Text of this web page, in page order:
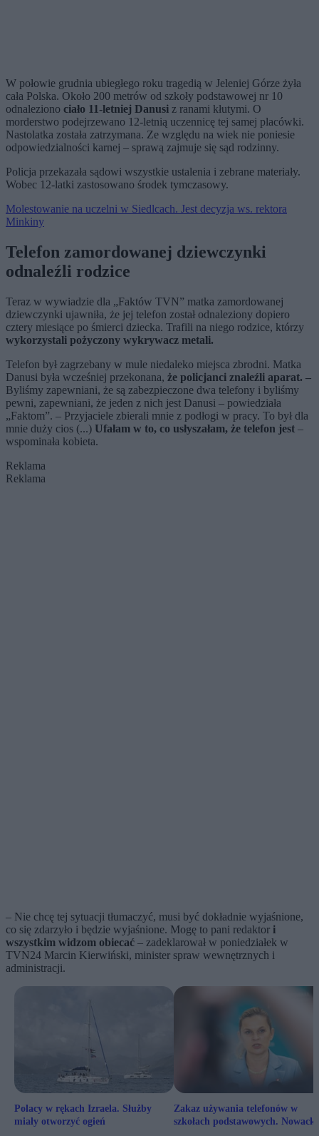
W połowie grudnia ubiegłego roku tragedią w Jeleniej Górze żyła
cała Polska. Około 200 metrów od szkoły podstawowej nr 10
odnaleziono ciało 11-letniej Danusi z ranami kłutymi. O
morderstwo podejrzewano 12-letnią uczennicę tej samej placówki.
Nastolatka została zatrzymana. Ze względu na wiek nie poniesie
odpowiedzialności karnej – sprawą zajmuje się sąd rodzinny.
Policja przekazała sądowi wszystkie ustalenia i zebrane materiały.
Wobec 12-latki zastosowano środek tymczasowy.
Molestowanie na uczelni w Siedlcach. Jest decyzja ws. rektora
Minkiny
Telefon zamordowanej dziewczynki
odnaleźli rodzice
Teraz w wywiadzie dla „Faktów TVN” matka zamordowanej
dziewczynki ujawniła, że jej telefon został odnaleziony dopiero
cztery miesiące po śmierci dziecka. Trafili na niego rodzice, którzy
wykorzystali pożyczony wykrywacz metali.
Telefon był zagrzebany w mule niedaleko miejsca zbrodni. Matka
Danusi była wcześniej przekonana, że policjanci znaleźli aparat. –
Byliśmy zapewniani, że są zabezpieczone dwa telefony i byliśmy
pewni, zapewniani, że jeden z nich jest Danusi – powiedziała
„Faktom”. – Przyjaciele zbierali mnie z podłogi w pracy. To był dla
mnie duży cios (...) Ufałam w to, co usłyszałam, że telefon jest –
wspominała kobieta.
Reklama
Reklama
– Nie chcę tej sytuacji tłumaczyć, musi być dokładnie wyjaśnione,
co się zdarzyło i będzie wyjaśnione. Mogę to pani redaktor i
wszystkim widzom obiecać – zadeklarował w poniedziałek w
TVN24 Marcin Kierwiński, minister spraw wewnętrznych i
administracji.
Polacy w rękach Izraela. Służby
miały otworzyć ogień
Zakaz używania telefonów w
szkołach podstawowych.